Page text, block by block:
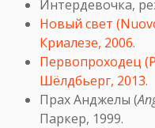
Интердевочка,
Новый свет
Криалезе, 2006.
Первопроходец
Шёлдбьерг, 2013.
Прах Анджелы (
Паркер, 1999.